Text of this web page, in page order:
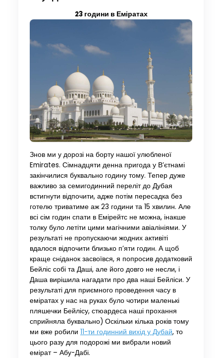
23 години в Еміратах
Знов ми у дорозі на борту нашої улюбленої
Emirates. Сімнадцяти денна пригода у В’єтнамі
закінчилися буквально годину тому. Тепер дуже
важливо за семигодинний переліт до Дубая
встигнути відпочити, адже потім пересадка без
готелю триватиме аж 23 години та 15 хвилин. Але
всі сім годин спати в Емірейтс не можна, інакше
толку було летіти цими магічними авіалініями. У
результаті не пропускаючи жодних активіті
вдалося відпочити близько п’яти годин. А щоб
краще сніданок засвоївся, я попросив додатковий
Бейліс собі та Даші, але його довго не несли, і
Даша вирішила нагадати про два наші Бейліси. У
результаті для приємного проведення часу в
еміратах у нас на руках було чотири маленькі
пляшечки Бейлісу, стюардеса наші прохання
сприйняла буквально) Оскільки кілька років тому
ми вже робили 11-ти годинний вихід у Дубай, то
цього разу для подорожі ми вибрали новий
емірат – Абу-Дабі.